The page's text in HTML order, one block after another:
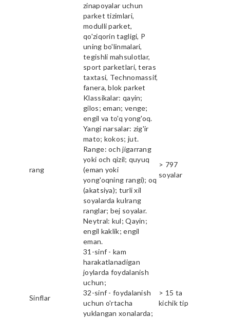
zinapoyalar uchun
parket tizimlari,
modulli parket,
qo'ziqorin tagligi, P
uning bo'linmalari,
tegishli mahsulotlar,
sport parketlari, teras
taxtasi, Technomassif,
fanera, blok parket
rang
Klassikalar: qayin;
gilos; eman; venge;
engil va to'q yong'oq.
Yangi narsalar: zig'ir
mato; kokos; jut.
Range: och jigarrang
yoki och qizil; quyuq
(eman yoki
yong'oqning rangi); oq
(akatsiya); turli xil
soyalarda kulrang
ranglar; bej soyalar.
Neytral: kul; Qayin;
engil kaklik; engil
eman.
> 797
soyalar
Sinflar
31-sinf - kam
harakatlanadigan
joylarda foydalanish
uchun;
32-sinf - foydalanish
uchun o'rtacha
yuklangan xonalarda;
> 15 ta
kichik tip